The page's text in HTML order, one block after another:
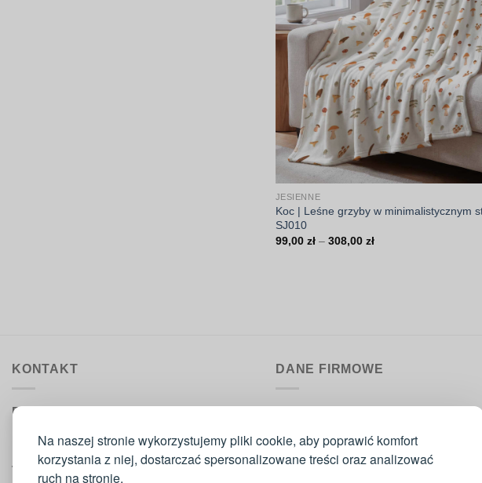
Na naszej stronie wykorzystujemy pliki cookie, aby poprawić komfort
korzystania z niej, dostarczać spersonalizowane treści oraz analizować
ruch na stronie.
JESIENNE
Koc | Leśne grzyby w minimalistycznym
SJ010
99,00 zł – 308,00 złZakres
KONTAKT
Biuro obsługi:
Telefon : 573 420 160
DANE FIRMOWE
ul. Sikorskiego 53H